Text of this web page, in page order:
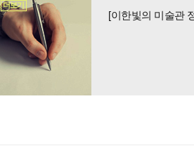
더보기
[이한빛의 미술관